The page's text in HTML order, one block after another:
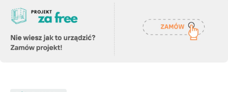
Wszystkie Kolekcje
Szafa
Materace